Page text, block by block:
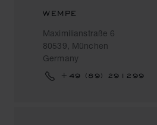
WEMPE
Maximilianstraße 6
80539, München
Germany
+49 (89) 291299